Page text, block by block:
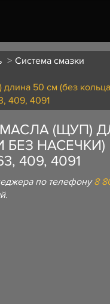
Система смазки
длина 50 см (без
409, 4091
(ЩУП)
БЕЗ НАСЕЧКИ)
409, 4091
по телефону8